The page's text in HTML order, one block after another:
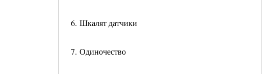
6. Шкалят датчики
7. Одиночество